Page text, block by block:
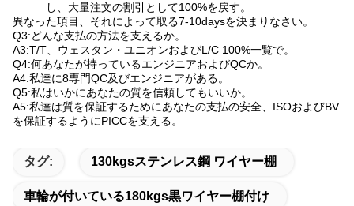
し、大量注文の割引として100%を戻す。
異なった項目、それによって取る7-10daysを決まりなさい。
Q3:どんな支払の方法を支えるか。
A3:T/T、ウェスタン・ユニオンおよびL/C 100%一覧で。
Q4:何あなたが持っているエンジニアおよびQCか。
A4:私達に8専門QC及びエンジニアがある。
Q5:私はいかにあなたの質を信頼してもいいか。
A5:私達は質を保証するためにあなたの支払の安全、ISOおよびBV
を保証するようにPICCを支える。
タグ: 130kgsステンレス鋼 ワイヤー棚
車輪が付いている180kgs黒ワイヤー棚付け